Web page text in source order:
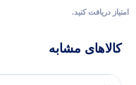
امتیاز دریافت کنید.
کالاهای مشابه